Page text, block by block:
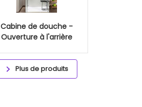
Cabine de douche -
Ouverture à l'arrière
Plus de produits